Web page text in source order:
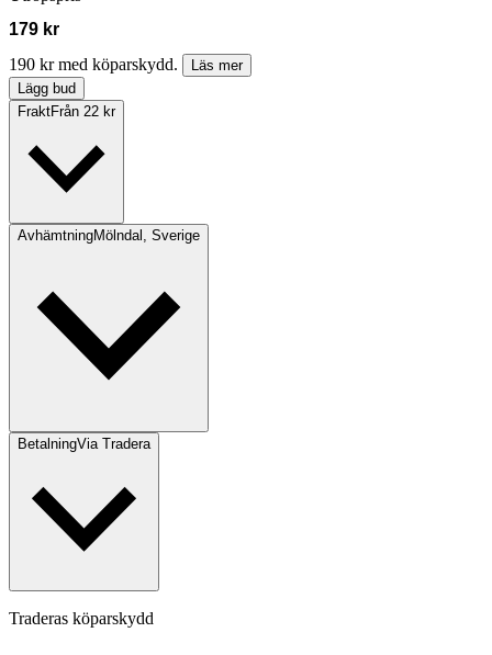
179 kr
190 kr med köparskydd.
Läs mer
Lägg bud
FraktFrån 22 kr
AvhämtningMölndal, Sverige
BetalningVia Tradera
Traderas köparskydd